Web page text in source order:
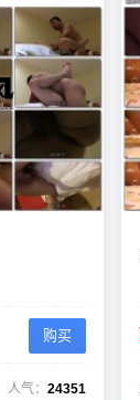
购买
人气： 24351